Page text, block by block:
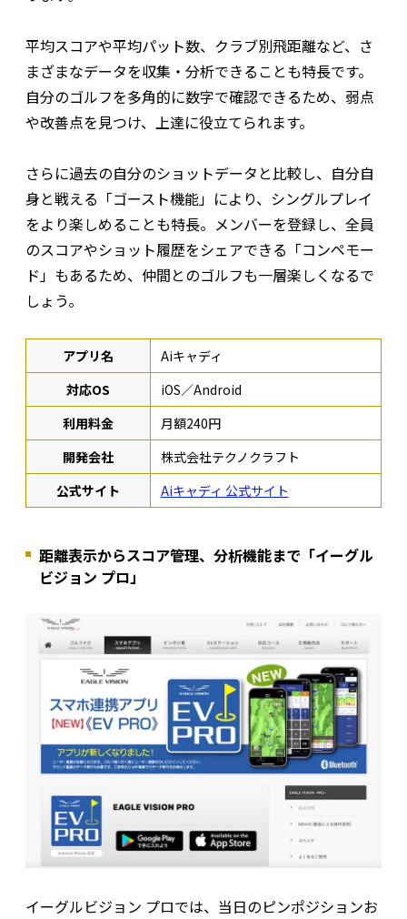
平均スコアや平均パット数、クラブ別飛距離など、さ
まざまなデータを収集・分析できることも特長です。
自分のゴルフを多角的に数字で確認できるため、弱点
や改善点を見つけ、上達に役立てられます。
さらに過去の自分のショットデータと比較し、自分自
身と戦える「ゴースト機能」により、シングルプレイ
をより楽しめることも特長。メンバーを登録し、全員
のスコアやショット履歴をシェアできる「コンペモー
ド」もあるため、仲間とのゴルフも一層楽しくなるで
しょう。
アプリ名
Aiキャディ
対応OS
iOS／Android
利用料金
月額240円
開発会社
株式会社テクノクラフト
公式サイト
Aiキャディ 公式サイト
距離表示からスコア管理、分析機能まで「イーグル
ビジョン プロ」
イーグルビジョン プロでは、当日のピンポジションお